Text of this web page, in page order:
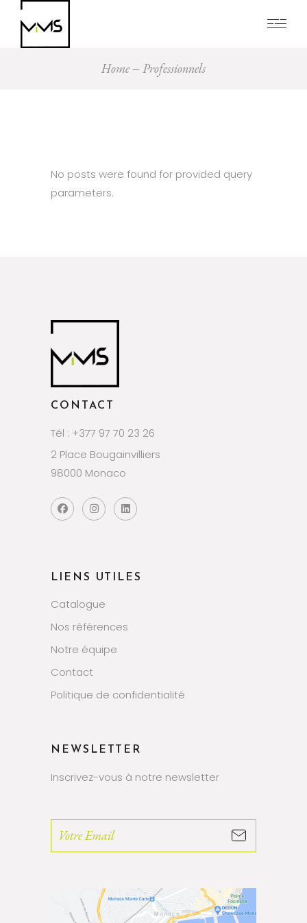
Home Professionnels
No posts were found for provided query
parameters.
CONTACT
Tél : +377 97 70 23 26
2 Place Bougainvilliers
98000 Monaco
LIENS UTILES
Catalogue
Nos références
Notre équipe
Contact
Politique de confidentialité
NEWSLETTER
Inscrivez-vous à notre newsletter